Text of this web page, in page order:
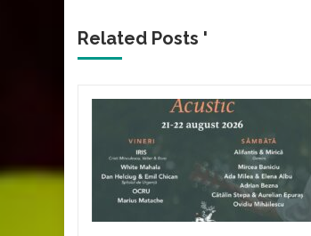
Related Posts '